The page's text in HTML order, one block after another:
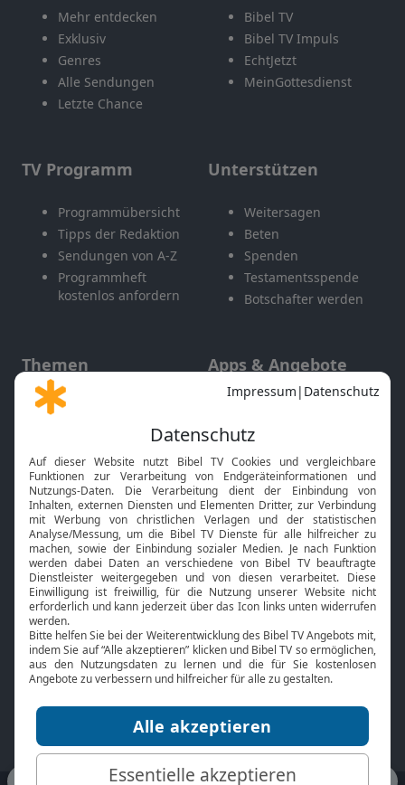
Mehr entdecken
Exklusiv
Genres
Alle Sendungen
Letzte Chance
Bibel TV
Bibel TV Impuls
EchtJetzt
MeinGottesdienst
TV Programm
Programmübersicht
Tipps der Redaktion
Sendungen von A-Z
Programmheft
kostenlos anfordern
Unterstützen
Weitersagen
Beten
Spenden
Testamentsspende
Botschafter werden
Themen
Gott und Bibel erklärt
Neuigkeiten
Apps & Angebote
Mobile App
Smart TV
HbbTV
Bibelthek Online-Bibel
Nächster Gottesdienst
Bibel TV
Über uns
Jobs
Mediadaten
Service
Kontakt
TV-Empfang